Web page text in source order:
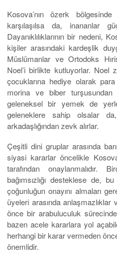
Kosova’nın özerk
karşılaşılsa da, inananlar
Dayanıklılıklarının bir nedeni,
kişiler arasındaki kardeşlik
Müslümanlar ve Ortodoks
Noel’i birlikte kutluyorlar. Noel
çocuklarına hediye olarak
morina ve biber turşusundan
geleneksel bir yemek de
geleneklere sahip olsalar
arkadaşlığından zevk alırlar.
Çeşitli dini gruplar arasında
siyasi kararlar öncelikle
tarafından onaylanmalıdır.
bağımsızlığı desteklese de,
çoğunluğun onayını almaları
üyeleri arasında
önce bir arabuluculuk
bazen acele kararlara yol
herhangi bir karar vermeden
önemlidir.